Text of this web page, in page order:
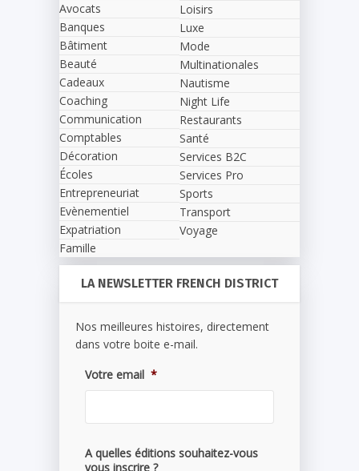
Avocats
Banques
Bâtiment
Beauté
Cadeaux
Coaching
Communication
Comptables
Décoration
Écoles
Entrepreneuriat
Evènementiel
Expatriation
Famille
Loisirs
Luxe
Mode
Multinationales
Nautisme
Night Life
Restaurants
Santé
Services B2C
Services Pro
Sports
Transport
Voyage
LA NEWSLETTER FRENCH DISTRICT
Nos meilleures histoires, directement
dans votre boite e-mail.
Votre email *
A quelles éditions souhaitez-vous
vous inscrire ?